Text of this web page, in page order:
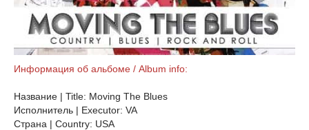
Информация об альбоме / Album info:
Название | Title: Moving The Blues
Исполнитель | Executor: VA
Страна | Country: USA